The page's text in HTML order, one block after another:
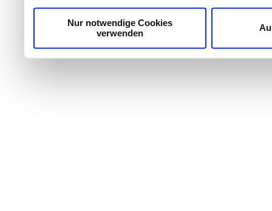
Dienste gesammelt haben.
Nur notwendige Cookies
verwenden